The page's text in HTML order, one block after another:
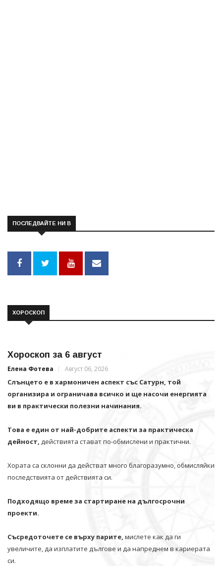
ПОСЛЕДВАЙТЕ НИ В
ХОРОСКОП
Хороскоп за 6 август
Елена Фотева Август 06, 2026
Слънцето е в хармоничен аспект със Сатурн, той
организира и ограничава всичко и щe насочи енергията
ви в практически полезни начинания.
Това е един от най-добрите аспекти за практическа
дейност, действията стават по-обмислени и практични.
Хората са склонни да действат много благоразумно, обмисляйки
последствията от действията си.
Подходящо време за стартиране на дългосрочни
проекти.
Съсредоточете се върху парите, мислете как да ги
увеличите, да изплатите дългове и да напреднем в кариерата
си.